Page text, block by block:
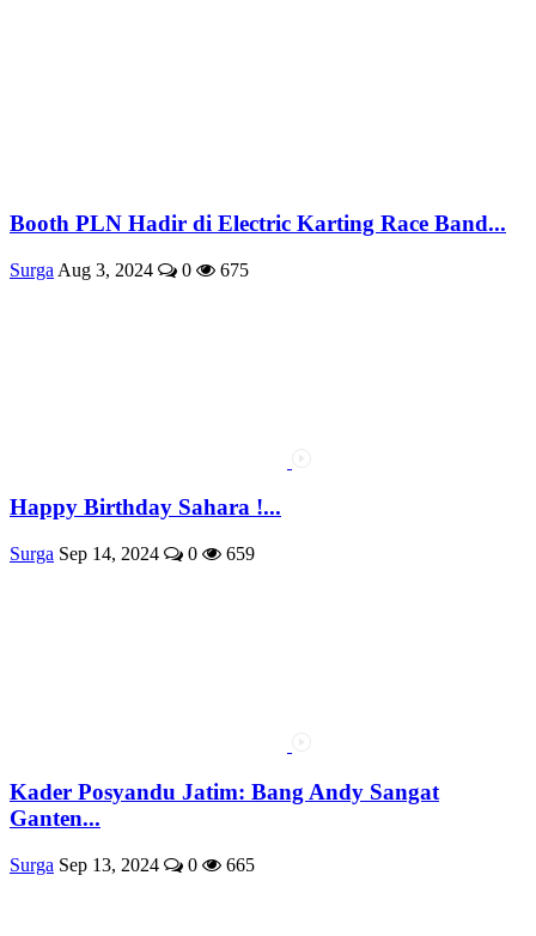
Booth PLN Hadir di Electric Karting Race Band...
Surga Aug 3, 2024 0 675
Happy Birthday Sahara !...
Surga Sep 14, 2024 0 659
Kader Posyandu Jatim: Bang Andy Sangat
Ganten...
Surga Sep 13, 2024 0 665